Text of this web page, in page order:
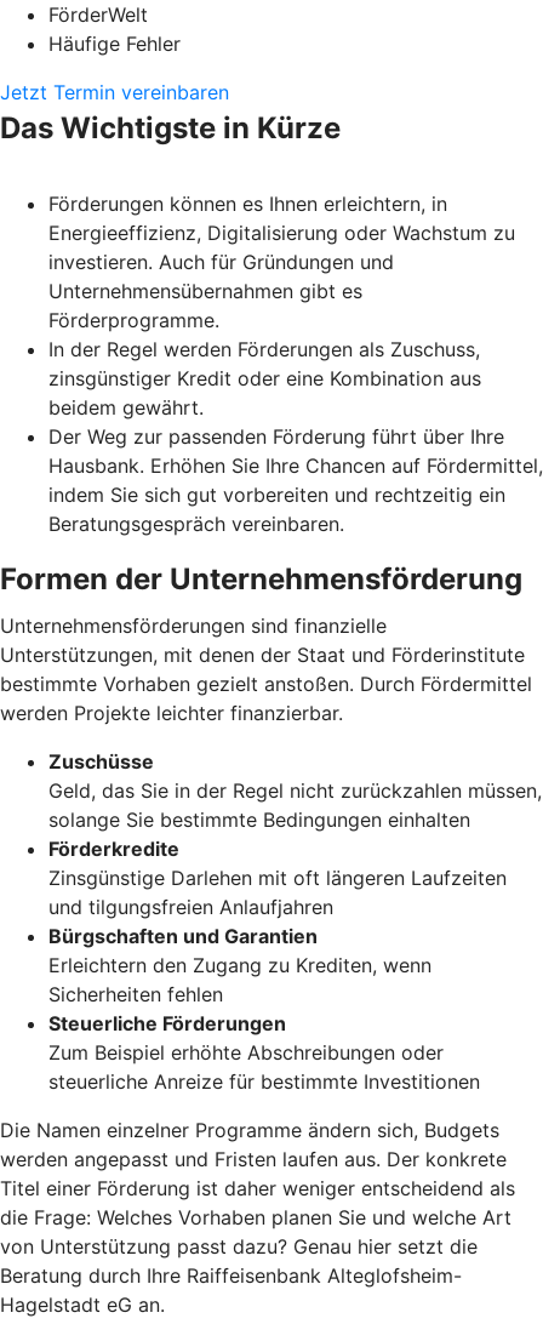
FörderWelt
Häufige Fehler
Jetzt Termin vereinbaren
Das Wichtigste in Kürze
Förderungen können es Ihnen erleichtern, in
Energieeffizienz, Digitalisierung oder Wachstum zu
investieren. Auch für Gründungen und
Unternehmensübernahmen gibt es
Förderprogramme.
In der Regel werden Förderungen als Zuschuss,
zinsgünstiger Kredit oder eine Kombination aus
beidem gewährt.
Der Weg zur passenden Förderung führt über Ihre
Hausbank. Erhöhen Sie Ihre Chancen auf Fördermittel,
indem Sie sich gut vorbereiten und rechtzeitig ein
Beratungsgespräch vereinbaren.
Formen der Unternehmensförderung
Unternehmensförderungen sind finanzielle
Unterstützungen, mit denen der Staat und Förderinstitute
bestimmte Vorhaben gezielt anstoßen. Durch Fördermittel
werden Projekte leichter finanzierbar.
Zuschüsse
Geld, das Sie in der Regel nicht zurückzahlen müssen,
solange Sie bestimmte Bedingungen einhalten
Förderkredite
Zinsgünstige Darlehen mit oft längeren Laufzeiten
und tilgungsfreien Anlaufjahren
Bürgschaften und Garantien
Erleichtern den Zugang zu Krediten, wenn
Sicherheiten fehlen
Steuerliche Förderungen
Zum Beispiel erhöhte Abschreibungen oder
steuerliche Anreize für bestimmte Investitionen
Die Namen einzelner Programme ändern sich, Budgets
werden angepasst und Fristen laufen aus. Der konkrete
Titel einer Förderung ist daher weniger entscheidend als
die Frage: Welches Vorhaben planen Sie und welche Art
von Unterstützung passt dazu? Genau hier setzt die
Beratung durch Ihre Raiffeisenbank Alteglofsheim-
Hagelstadt eG an.